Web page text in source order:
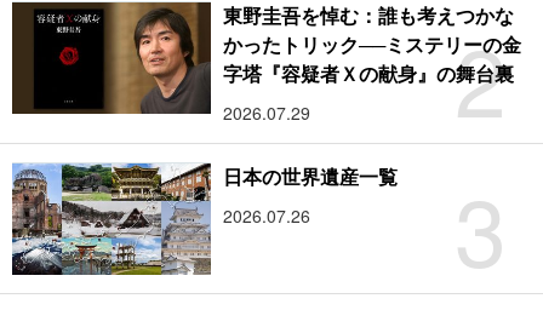
2
東野圭吾を悼む：誰も考えつかな
かったトリック──ミステリーの金
字塔『容疑者Ｘの献身』の舞台裏
2026.07.29
3
日本の世界遺産一覧
2026.07.26